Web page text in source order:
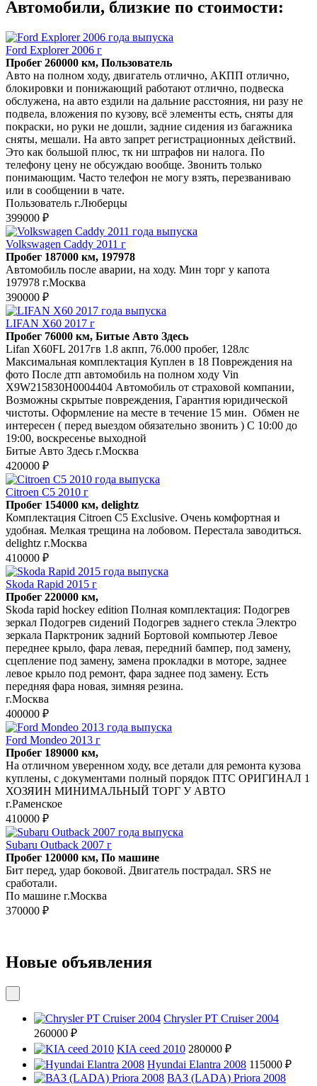
Автомобили, близкие по стоимости:
Ford Explorer 2006 г
Пробег 260000 км, Пользователь
Авто на полном ходу, двигатель отлично, АКПП отлично,
блокировки и понижающий работают отлично, подвеска
обслужена, на авто ездили на дальние расстояния, ни разу не
подвела, вложения по кузову, всё элементы есть, сняты для
покраски, но руки не дошли, задние сидения из багажника
сняты, мешали. На авто запрет регистрационных действий.
Это как большой плюс, тк ни штрафов ни налога. По
телефону цену не обсуждаю вообще. Звонить только
понимающим. Часто телефон не могу взять, перезваниваю
или в сообщении в чате.
Пользователь г.Люберцы
399000 ₽
Volkswagen Caddy 2011 г
Пробег 187000 км, 197978
Автомобиль после аварии, на ходу. Мин торг у капота
197978 г.Москва
390000 ₽
LIFAN X60 2017 г
Пробег 76000 км, Битые Авто Здесь
Lifan X60FL 2017гв 1.8 акпп, 76.000 пробег, 128лс
Максимальная комплектация Куплен в 18 Повреждения на
фото После дтп автомобиль на полном ходу Vin
X9W215830H0004404 Автомобиль от страховой компании,
Возможны скрытые повреждения, Гарантия юридической
чистоты. Оформление на месте в течение 15 мин. Обмен не
интересен ( перед выездом обязательно звонить ) С 10:00 до
19:00, воскресенье выходной
Битые Авто Здесь г.Москва
420000 ₽
Citroen C5 2010 г
Пробег 154000 км, delightz
Комплектация Citroen C5 Exclusive. Очень комфортная и
удобная. Мелкая трещина на лобовом. Перестала заводиться.
delightz г.Москва
410000 ₽
Skoda Rapid 2015 г
Пробег 220000 км,
Skoda rapid hockey edition Полная комплектация: Подогрев
зеркал Подогрев сидений Подогрев заднего стекла Электро
зеркала Парктроник задний Бортовой компьютер Левое
переднее крыло, фара левая, передний бампер, под замену,
сцепление под замену, замена прокладки в моторе, заднее
левое крыло под ремонт, фара заднее под замену. Есть
передняя фара новая, зимняя резина.
г.Москва
400000 ₽
Ford Mondeo 2013 г
Пробег 189000 км,
На отличном уверенном ходу, все детали для ремонта кузова
куплены, с документами полный порядок ПТС ОРИГИНАЛ 1
ХОЗЯИН МИНИМАЛЬНЫЙ ТОРГ У АВТО
г.Раменское
410000 ₽
Subaru Outback 2007 г
Пробег 120000 км, По машине
Бит перед, удар боковой. Двигатель пострадал. SRS не
сработали.
По машине г.Москва
370000 ₽
Новые объявления
Chrysler PT Cruiser 2004
260000 ₽
KIA ceed 2010 280000 ₽
Hyundai Elantra 2008 115000 ₽
ВАЗ (LADA) Priora 2008